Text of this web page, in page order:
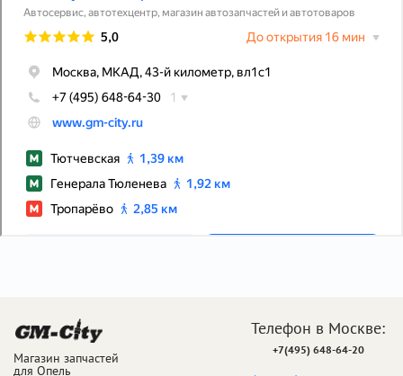
Магазин запчастей
для Опель
Телефон в Москве:
+7(495) 648-64-20